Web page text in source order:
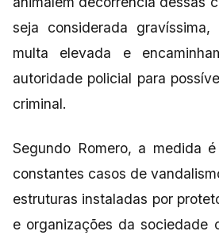
seja considerada
multa elevada e
autoridade policial para
criminal.
Segundo Romero, a medida
constantes casos de
estruturas instaladas por
e organizações da sociedade